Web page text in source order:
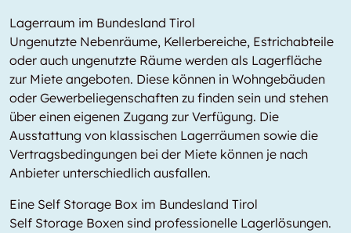
Lagerraum im Bundesland Tirol
Ungenutzte Nebenräume, Kellerbereiche, Estrichabteile
oder auch ungenutzte Räume werden als Lagerfläche
zur Miete angeboten. Diese können in Wohngebäuden
oder Gewerbeliegenschaften zu finden sein und stehen
über einen eigenen Zugang zur Verfügung. Die
Ausstattung von klassischen Lagerräumen sowie die
Vertragsbedingungen bei der Miete können je nach
Anbieter unterschiedlich ausfallen.
Eine Self Storage Box im Bundesland Tirol
Self Storage Boxen sind professionelle Lagerlösungen.